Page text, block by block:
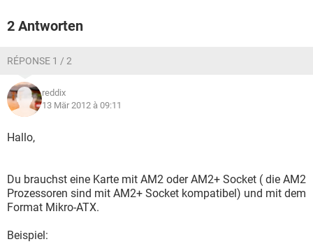
2 Antworten
RÉPONSE 1 / 2
reddix
13 Mär 2012 à 09:11
Hallo,
Du brauchst eine Karte mit AM2 oder AM2+ Socket ( die AM2
Prozessoren sind mit AM2+ Socket kompatibel) und mit dem
Format Mikro-ATX.
Beispiel: